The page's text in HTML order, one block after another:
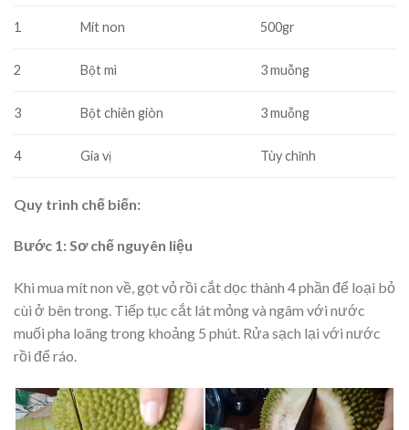
1 Mít non 500gr
2 Bột mì 3 muỗng
3 Bột chiên giòn 3 muỗng
4 Gia vị Tùy chỉnh
Quy trình chế biến:
Bước 1: Sơ chế nguyên liệu
Khi mua mít non về, gọt vỏ rồi cắt dọc thành 4 phần để loại bỏ
cùi ở bên trong. Tiếp tục cắt lát mỏng và ngâm với nước
muối pha loãng trong khoảng 5 phút. Rửa sạch lại với nước
rồi để ráo.